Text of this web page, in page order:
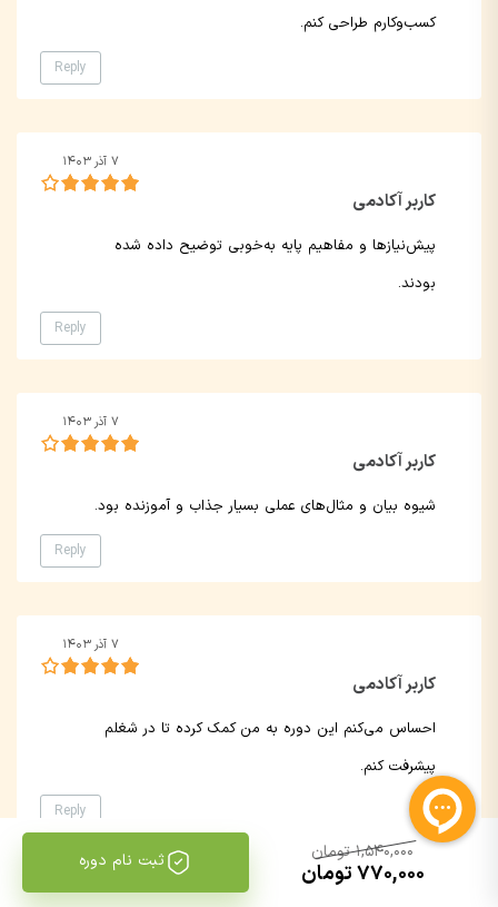
Reply
کسب‌وکارم طراحی کنم.
کاربر آکادمی
۷ آذر ۱۴۰۳
Reply
پیش‌نیازها و مفاهیم پایه به‌خوبی توضیح داده شده
بودند.
کاربر آکادمی
۷ آذر ۱۴۰۳
Reply
شیوه بیان و مثال‌های عملی بسیار جذاب و آموزنده بود.
کاربر آکادمی
۷ آذر ۱۴۰۳
Reply
احساس می‌کنم این دوره به من کمک کرده تا در شغلم
پیشرفت کنم.
1,540,000 تومان
770,000 تومان ثبت نام دوره